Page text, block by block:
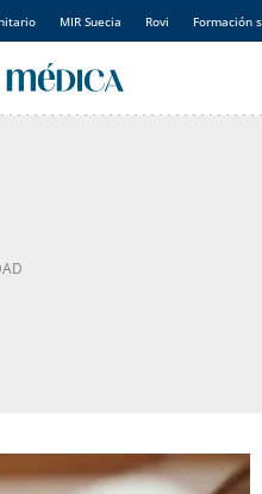
MIR Suecia Rovi Formación